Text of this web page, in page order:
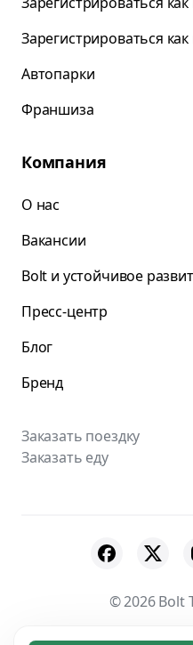
Зарегистрироваться
Автопарки
Франшиза
Компания
О нас
Вакансии
Bolt и устойчивое
Пресс-центр
Блог
Бренд
Заказать поездку
Заказать еду
© 2026 Bolt